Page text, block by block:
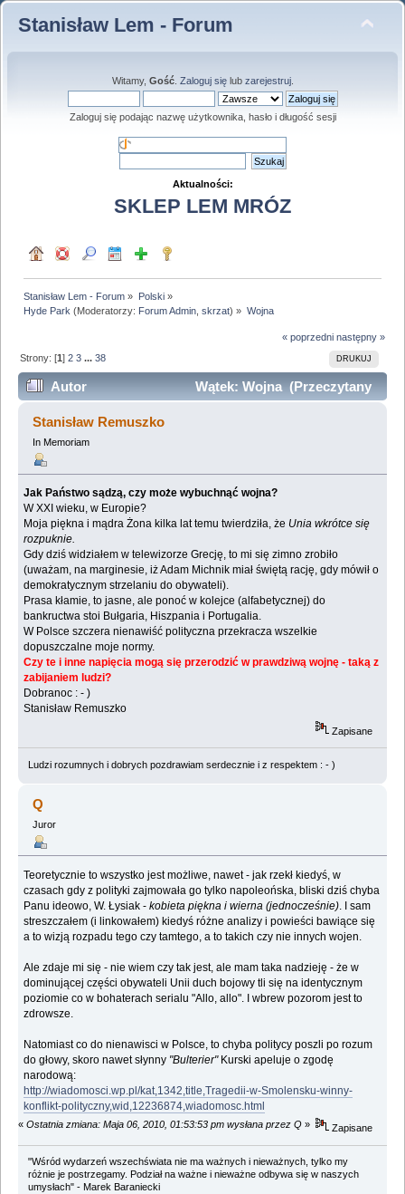
Stanisław Lem - Forum
Witamy, Gość. Zaloguj sięlub zarejestruj.
Zaloguj się podając nazwę użytkownika, hasło i długość sesji
Aktualności:
SKLEP LEM MRÓZ
Stanisław Lem - Forum » Polski»
Hyde Park (Moderatorzy: Forum Admin ,skrzat) » Wojna
« poprzedni następny »
DRUKUJ
Strony: [1]2 3 ...38
Autor
Wątek: Wojna (Przeczytany
809930 razy)
Stanisław Remuszko
In Memoriam
Jak Państwo sądzą, czy może wybuchnąć wojna?
W XXI wieku, w Europie?
Moja piękna i mądra Żona kilka lat temu twierdziła, że Unia wkrótce się
rozpuknie.
Gdy dziś widziałem w telewizorze Grecję, to mi się zimno zrobiło
(uważam, na marginesie, iż Adam Michnik miał świętą rację, gdy mówił o
demokratycznym strzelaniu do obywateli).
Prasa kłamie, to jasne, ale ponoć w kolejce (alfabetycznej) do
bankructwa stoi Bułgaria, Hiszpania i Portugalia.
W Polsce szczera nienawiść polityczna przekracza wszelkie
dopuszczalne moje normy.
Czy te i inne napięcia mogą się przerodzić w prawdziwą wojnę - taką z
zabijaniem ludzi?
Dobranoc : - )
Stanisław Remuszko
Zapisane
Ludzi rozumnych i dobrych pozdrawiam serdecznie i z respektem : - )
Q
Juror
Teoretycznie to wszystko jest możliwe, nawet - jak rzekł kiedyś, w
czasach gdy z polityki zajmowała go tylko napoleońska, bliski dziś chyba
Panu ideowo, W. Łysiak -kobieta piękna i wierna (jednocześnie). I sam
streszczałem (i linkowałem) kiedyś różne analizy i powieści bawiące się
a to wizją rozpadu tego czy tamtego, a to takich czy nie innych wojen.
Ale zdaje mi się - nie wiem czy tak jest, ale mam taka nadzieję - że w
dominującej części obywateli Unii duch bojowy tli się na identycznym
poziomie co w bohaterach serialu "Allo, allo". I wbrew pozorom jest to
zdrowsze.
Natomiast co do nienawisci w Polsce, to chyba politycy poszli po rozum
do głowy, skoro nawet słynny "Bulterier"Kurski apeluje o zgodę
narodową:
http://wiadomosci.wp.pl/kat,1342,title,Tragedii-w-Smolensku-winny-
konflikt-polityczny,wid,12236874,wiadomosc.html
« Ostatnia zmiana: Maja 06, 2010, 01:53:53 pm wysłana przez Q » Zapisane
"Wśród wydarzeń wszechświata nie ma ważnych i nieważnych, tylko my
różnie je postrzegamy. Podział na ważne i nieważne odbywa się w naszych
umysłach" - Marek Baraniecki